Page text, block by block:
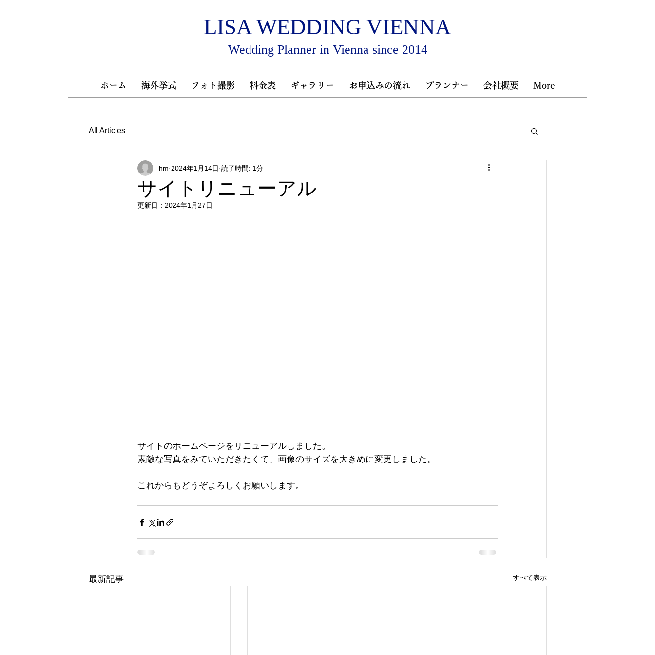
LISA WEDDING VIENNA
Wedding Planner in Vienna since 2014
ホーム 海外挙式 フォト撮影 料金表 ギャラリー お申込みの流れ プランナー 会社概要 More
All Articles
サイトリニューアル
hm 2024年1月14日 読了時間: 1分
更新日： 2024年1月27日
サイトのホームページをリニューアルしました。
素敵な写真をみていただきたくて、画像のサイズを大きめに変更しました。
これからもどうぞよろしくお願いします。
最新記事 すべて表示